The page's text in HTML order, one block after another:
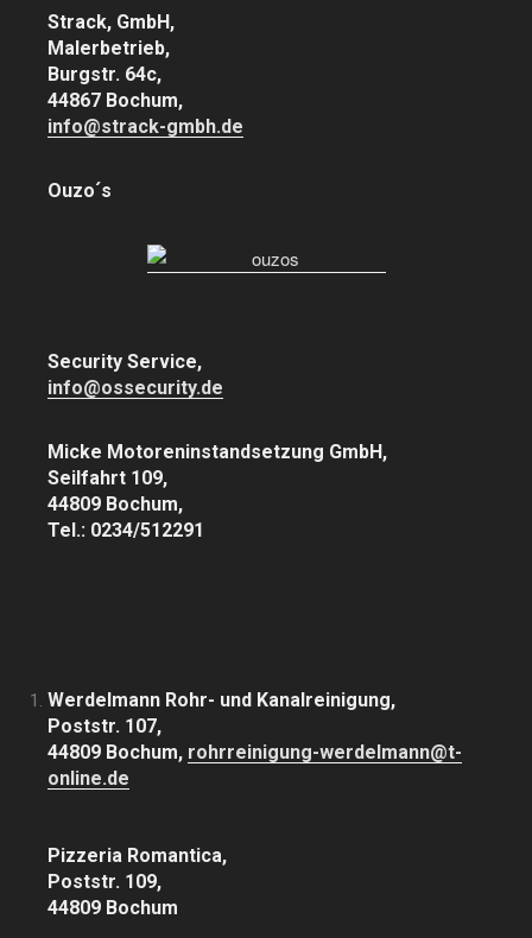
Strack, GmbH,
Malerbetrieb,
Burgstr. 64c,
44867 Bochum,
info@strack-gmbh.de
Ouzo´s
Security Service,
info@ossecurity.de
Micke Motoreninstandsetzung GmbH,
Seilfahrt 109,
44809 Bochum,
Tel.: 0234/512291
Werdelmann Rohr- und Kanalreinigung,
Poststr. 107,
44809 Bochum, rohrreinigung-werdelmann@t-
online.de
Pizzeria Romantica,
Poststr. 109,
44809 Bochum